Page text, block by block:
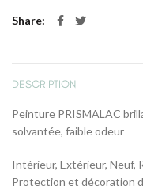
Share
DESCRIPTION
Peinture PRISMALAC
solvantée, faible odeur
Intérieur, Extérieur, Neuf,
Protection et décoration